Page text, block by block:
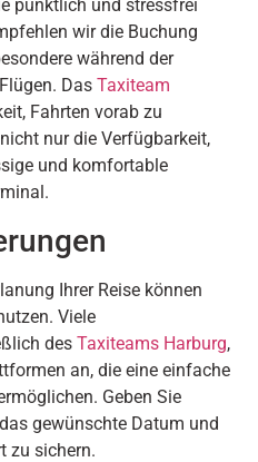
pünktlich und stressfrei
wir die Buchung
während der
Das Taxiteam
Fahrten vorab zu
nur die Verfügbarkeit,
und komfortable
Ihrer Reise können
Viele
des Taxiteams Harburg,
an, die eine einfache
Geben Sie
gewünschte Datum und
zu sichern.